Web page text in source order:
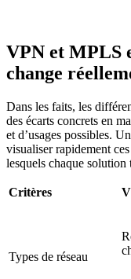
VPN et MPLS
change
Dans les faits, les
des écarts concrets en
et d’usages possibles.
visualiser rapidement
lesquels chaque solution
Critères
Types de réseau